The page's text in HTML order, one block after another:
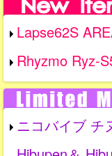
Lapse62S
Rhyzmo Ryz-
ニコバイブ チ